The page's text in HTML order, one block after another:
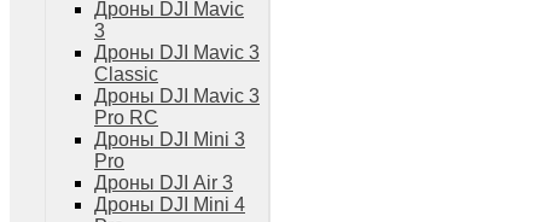
Тепловизионные бинокли
Тепловизионные прицелы
Аккумуляторы для дронов
Телевизоры
Телевизоры
Цифровая техника
Техника Apple
Телефоны iPhone
Планшеты iPad
Дроны DJI Mavic
3
Дроны DJI Mavic 3
Classic
Дроны DJI Mavic 3
Pro RC
Дроны DJI Mini 3
Pro
Дроны DJI Air 3
Дроны DJI Mini 4